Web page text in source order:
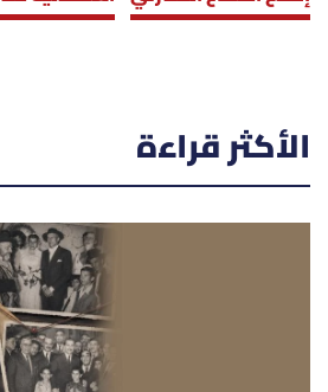
الأكثر قراءة